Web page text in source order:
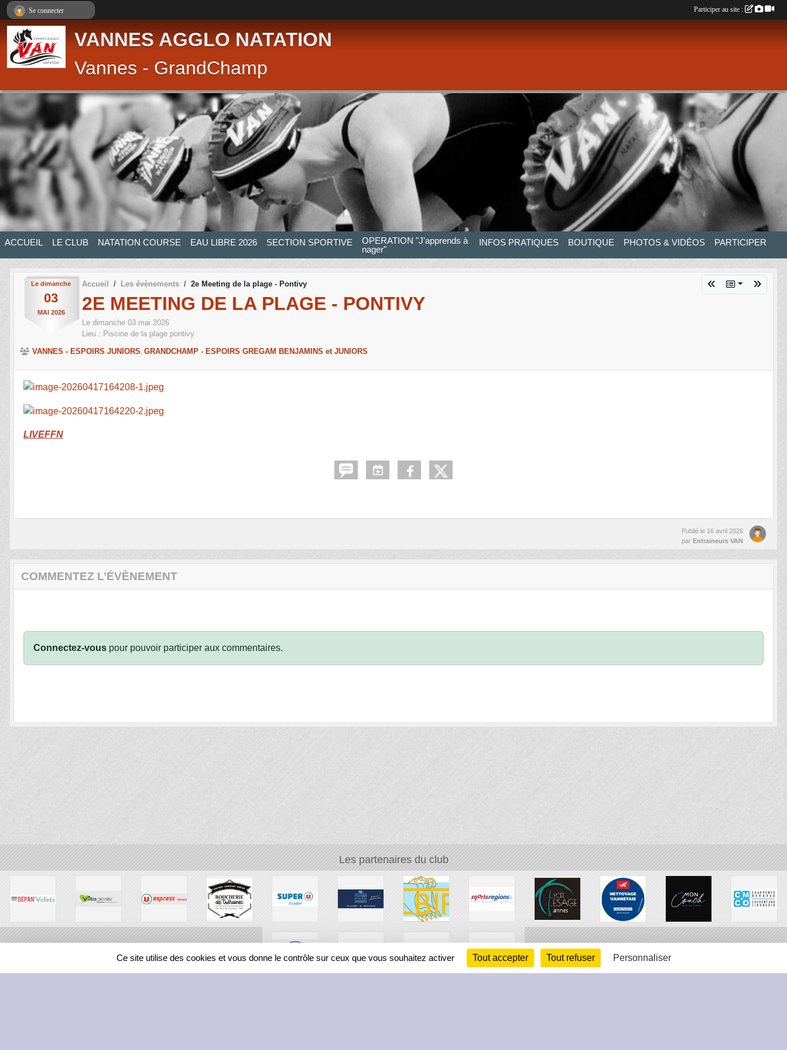
VANNES AGGLO NATATION
Vannes - GrandChamp
ACCUEIL LE CLUB NATATION COURSE EAU LIBRE 2026 SECTION SPORTIVE
OPERATION "J'apprends à
nager"
INFOS PRATIQUES BOUTIQUE PHOTOS & VIDÉOS PARTICIPER
Le dimanche
03
MAI 2026
Accueil Les évènements 2e Meeting de la plage - Pontivy
2E MEETING DE LA PLAGE - PONTIVY
Le dimanche 03 mai 2026
Lieu : Piscine de la plage pontivy
VANNES - ESPOIRS JUNIORS GRANDCHAMP - ESPOIRS GREGAM BENJAMINS et JUNIORS
LIVEFFN
Publié le 16 avril 2026
par Entraineurs VAN
COMMENTEZ L’ÉVÈNEMENT
Connectez-vous pour pouvoir participer aux commentaires.
Les partenaires du club
Se connecter Participer au site :
Panneau de gestion des cookies
Ce site utilise des cookies et vous donne le contrôle sur ceux que vous souhaitez activer Tout accepter Tout refuser Personnaliser